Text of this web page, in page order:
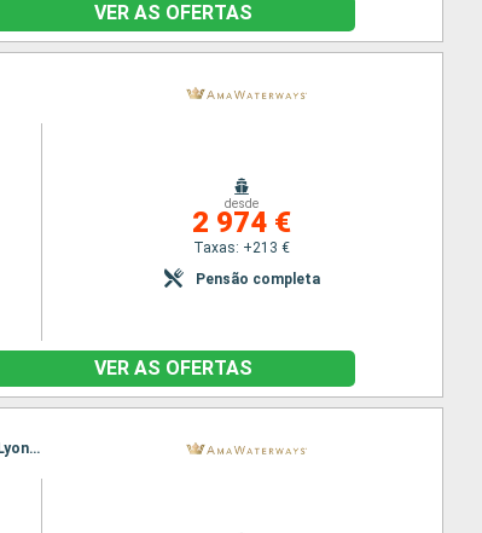
VER AS OFERTAS
desde
2 974 €
Taxas: +213 €
Pensão completa
VER AS OFERTAS
Itinerário : Lyon, Arles, Lyon, Arles, Lyon, Avignon, Vienne, Viviers, Tournon, Viviers, Avignon, Vienne, Arles, Lyon, Tarascon, Arles, Lyon, Avignon, Arles